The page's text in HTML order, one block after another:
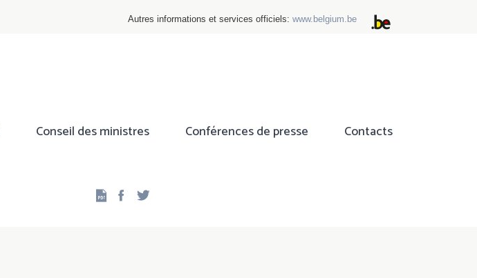
Autres informations et services officiels: www.belgium.be
Conseil des ministres Conférences de presse Contacts
Facebook